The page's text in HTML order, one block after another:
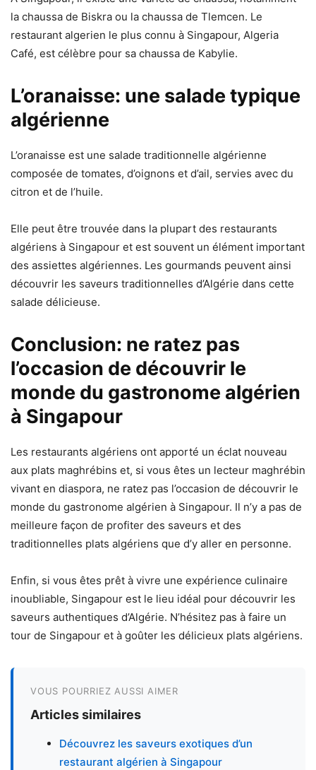
la chaussa de Biskra ou la chaussa de Tlemcen. Le
restaurant algerien le plus connu à Singapour, Algeria
Café, est célèbre pour sa chaussa de Kabylie.
L’oranaisse: une salade typique
algérienne
L’oranaisse est une salade traditionnelle algérienne
composée de tomates, d’oignons et d’ail, servies avec du
citron et de l’huile.
Elle peut être trouvée dans la plupart des restaurants
algériens à Singapour et est souvent un élément important
des assiettes algériennes. Les gourmands peuvent ainsi
découvrir les saveurs traditionnelles d’Algérie dans cette
salade délicieuse.
Conclusion: ne ratez pas
l’occasion de découvrir le
monde du gastronome algérien
à Singapour
Les restaurants algériens ont apporté un éclat nouveau
aux plats maghrébins et, si vous êtes un lecteur maghrébin
vivant en diaspora, ne ratez pas l’occasion de découvrir le
monde du gastronome algérien à Singapour. Il n’y a pas de
meilleure façon de profiter des saveurs et des
traditionnelles plats algériens que d’y aller en personne.
Enfin, si vous êtes prêt à vivre une expérience culinaire
inoubliable, Singapour est le lieu idéal pour découvrir les
saveurs authentiques d’Algérie. N’hésitez pas à faire un
tour de Singapour et à goûter les délicieux plats algériens.
VOUS POURRIEZ AUSSI AIMER
Articles similaires
Découvrez les saveurs exotiques d’un
restaurant algérien à Singapour